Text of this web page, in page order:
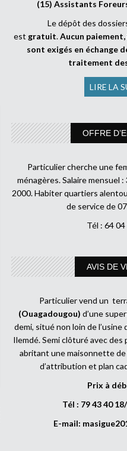
(15) Assistants
Le dépôt des
est gratuit.Aucun
sont exigés en échange
traitement
LIRE LA
OFFRE
Particulier cherche une
ménagères. Salaire mensuel
2000. Habiter quartiers
de service de
Tél : 64
AVIS DE
Particulier vend un
(Ouagadougou) d’une
demi, situé non loin de l’usine
Ilemdé. Semi clôturé avec
abritant une maisonnette
d’attribution et plan
Prix à
Tél : 79 43 40
E-mail: